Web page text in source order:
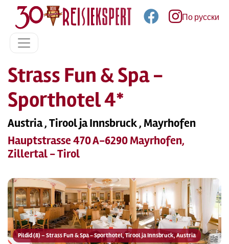
По русски
Strass Fun & Spa -
Sporthotel 4*
Austria , Tirool ja Innsbruck , Mayrhofen
Hauptstrasse 470 A-6290 Mayrhofen,
Zillertal - Tirol
Pildid (8) – Strass Fun & Spa - Sporthotel, Tirool ja Innsbruck, Austria